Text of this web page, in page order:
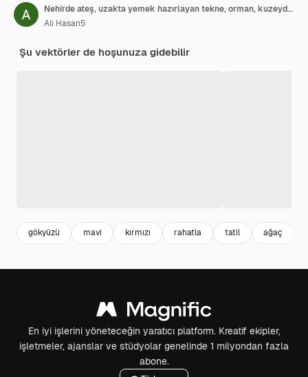
Nehirde ateş, uzakta yemek hazırlayan tekne, orman, kuzeydeki madenlerde göl kenarında kamp alanı
Ali Hasan5
Şu vektörler de hoşunuza gidebilir
gökyüzü mavi kırmızı rahatla tatil ağaç
En iyi işlerini yöneteceğin yaratıcı platform. Kreatif ekipler,
işletmeler, ajanslar ve stüdyolar genelinde 1 milyondan fazla
abone.